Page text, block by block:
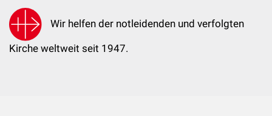
Wir helfen der notleidenden und verfolgten
Kirche weltweit seit 1947.